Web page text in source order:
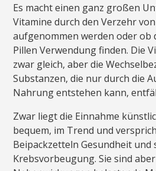
Es macht einen ganz großen
Vitamine durch den Verzehr
aufgenommen werden oder ob
Pillen Verwendung finden. Die
zwar gleich, aber die
Substanzen, die nur durch die
Nahrung entstehen kann,
Zwar liegt die Einnahme
bequem, im Trend und
Beipackzetteln Gesundheit und
Krebsvorbeugung. Sie sind